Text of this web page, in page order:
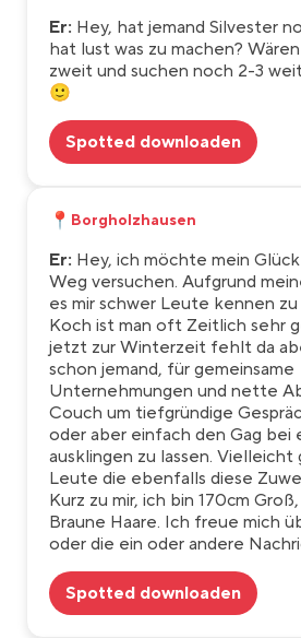
Er: Hey, hat jemand Silvester
hat lust was zu machen?
zweit und suchen noch 2-3
🙂
Spotted downloaden
📍 Borgholzhausen
Er: Hey, ich möchte mein
Weg versuchen. Aufgrund
es mir schwer Leute kennen
Koch ist man oft Zeitlich sehr
jetzt zur Winterzeit fehlt da
schon jemand, für gemeinsame
Unternehmungen und nette
Couch um tiefgründige
oder aber einfach den Gag bei
ausklingen zu lassen.
Leute die ebenfalls diese
Kurz zu mir, ich bin 170cm
Braune Haare. Ich freue mich
oder die ein oder andere
Spotted downloaden